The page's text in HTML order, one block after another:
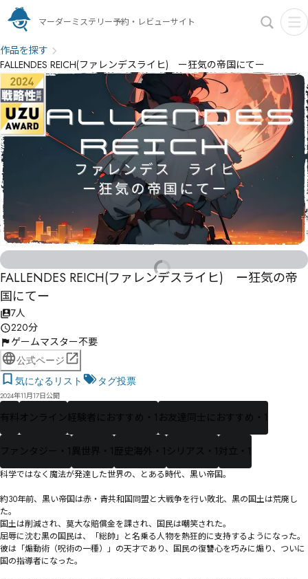
マーダーミステリー予約・レビューサイト
作品を探す
FALLENDES REICH(ファレンデスライヒ) ー狂気の帝国にてー
FALLENDES REICH(ファレンデスライヒ) ー狂気の帝
国にてー
7人
220分
ゲームマスター不要
公式ページ
気になるリスト
タグ投票
2024年11月17日公開
有料 オンライン 経験者におすすめ・1 お友達同士におすすめ・1
ファンタジー・1 異世界・1歴史海外・1 シリアス・1 対立・1
科学ではなく魔法が発達した世界の、とある時代、黒い帝国。
約30年前、黒い帝国は赤・青共和国同盟と大戦争を行い敗北、黒の国土は荒廃し
た。
国土は削減され、莫大な賠償金を課され、国民は嘲笑された。
屈辱に沈む黒の国民は、「総帥」と名乗る人物を熱狂的に支持するようになった。
彼は「煽動術（呪術の一種）」の天才であり、国民の復讐心を巧みに煽り、ついに
国の指導者になった。